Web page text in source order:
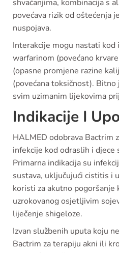
shvaćanjima, kombinacija s
povećava rizik od oštećenja
nuspojava.
Interakcije mogu nastati
warfarinom (povećano
(opasne promjene razine
(povećana toksičnost).
svim uzimanim lijekovima
Indikacije I
HALMED odobrava Bactrim
infekcije kod odraslih i djece
Primarna indikacija su
sustava, uključujući cistitis i
koristi za akutno
uzrokovanog osjetljivim
liječenje shigeloze.
Izvan službenih uputa koju
Bactrim za terapiju akni ili